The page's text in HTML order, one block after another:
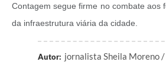
Contagem segue firme no combate aos
da infraestrutura viária da cidade.
Autor: jornalista Sheila Moreno